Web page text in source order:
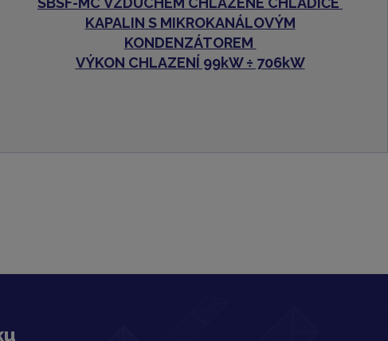
KAPALIN S MIKROKANÁLOVÝM
KONDENZÁTOREM
VÝKON CHLAZENÍ 99kW ÷ 706kW